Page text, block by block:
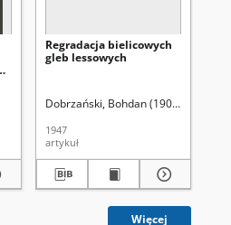
Regradacja bielicowych
gleb lessowych
Dobrzański, Bohdan (1909-1987)
1947
artykuł
Więcej